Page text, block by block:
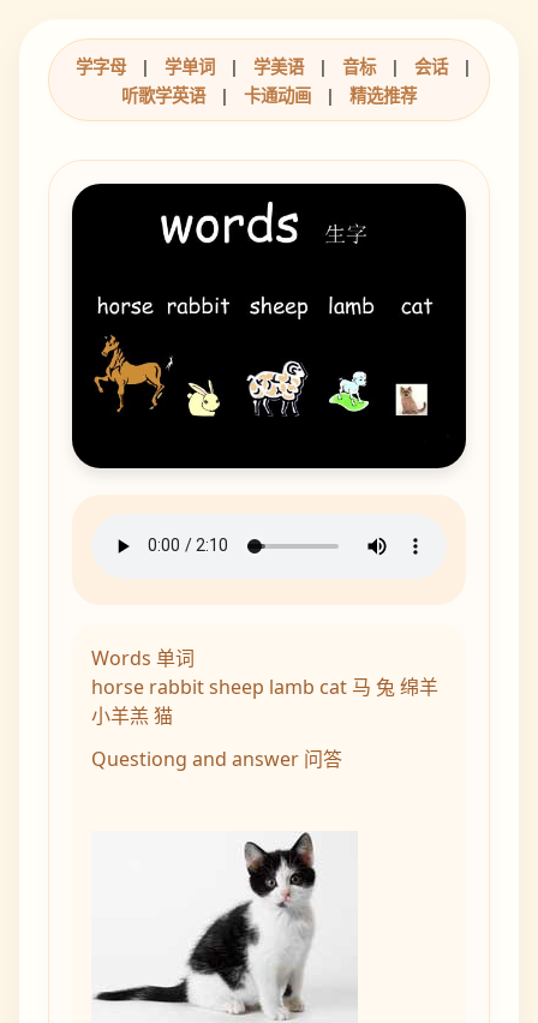
学字母 | 学单词 | 学美语 | 音标 | 会话
|
听歌学英语
| 卡通动画 | 精选推荐
Words 单词
horse rabbit sheep lamb cat 马 兔 绵羊
小羊羔 猫
Questiong and answer 问答